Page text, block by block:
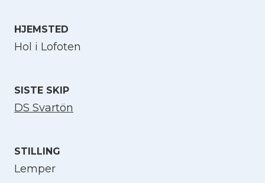
HJEMSTED
Hol i Lofoten
SISTE SKIP
DS Svartön
STILLING
Lemper
Velg språk
Norsk bokmål